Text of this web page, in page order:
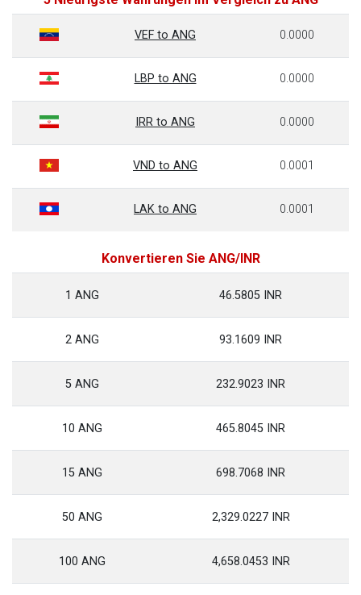
VEF to ANG 0.0000
LBP to ANG 0.0000
IRR to ANG 0.0000
VND to ANG 0.0001
LAK to ANG 0.0001
Konvertieren Sie ANG/INR
1 ANG 46.5805 INR
2 ANG 93.1609 INR
5 ANG 232.9023 INR
10 ANG 465.8045 INR
15 ANG 698.7068 INR
50 ANG 2,329.0227 INR
100 ANG 4,658.0453 INR